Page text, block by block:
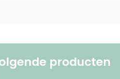
producten